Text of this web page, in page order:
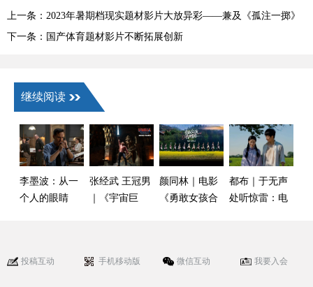
上一条：2023年暑期档现实题材影片大放异彩——兼及《孤注一掷》
观影随札（鲍远福）
下一条：国产体育题材影片不断拓展创新
继续阅读
李墨波：从一
个人的眼睛
小时》
张经武 王冠男
｜《宇宙巨
颜同林｜电影
《勇敢女孩合
都布｜于无声
处听惊雷：电
投稿互动 手机移动版 微信互动 我要入会